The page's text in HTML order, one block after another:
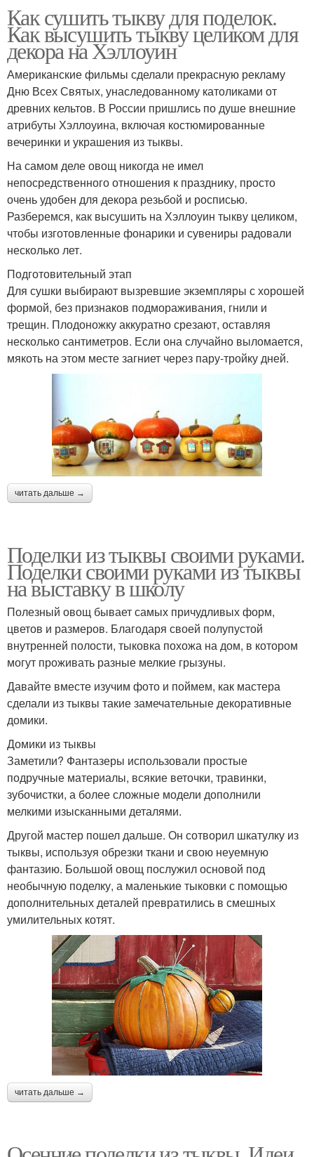
Как сушить тыкву для поделок.
Как высушить тыкву целиком для
декора на Хэллоуин
Американские фильмы сделали прекрасную рекламу
Дню Всех Святых, унаследованному католиками от
древних кельтов. В России пришлись по душе внешние
атрибуты Хэллоуина, включая костюмированные
вечеринки и украшения из тыквы.
На самом деле овощ никогда не имел
непосредственного отношения к празднику, просто
очень удобен для декора резьбой и росписью.
Разберемся, как высушить на Хэллоуин тыкву целиком,
чтобы изготовленные фонарики и сувениры радовали
несколько лет.
Подготовительный этап
Для сушки выбирают вызревшие экземпляры с хорошей
формой, без признаков подмораживания, гнили и
трещин. Плодоножку аккуратно срезают, оставляя
несколько сантиметров. Если она случайно выломается,
мякоть на этом месте загниет через пару-тройку дней.
читать дальше →
Поделки из тыквы своими руками.
Поделки своими руками из тыквы
на выставку в школу
Полезный овощ бывает самых причудливых форм,
цветов и размеров. Благодаря своей полупустой
внутренней полости, тыковка похожа на дом, в котором
могут проживать разные мелкие грызуны.
Давайте вместе изучим фото и поймем, как мастера
сделали из тыквы такие замечательные декоративные
домики.
Домики из тыквы
Заметили? Фантазеры использовали простые
подручные материалы, всякие веточки, травинки,
зубочистки, а более сложные модели дополнили
мелкими изысканными деталями.
Другой мастер пошел дальше. Он сотворил шкатулку из
тыквы, используя обрезки ткани и свою неуемную
фантазию. Большой овощ послужил основой под
необычную поделку, а маленькие тыковки с помощью
дополнительных деталей превратились в смешных
умилительных котят.
читать дальше →